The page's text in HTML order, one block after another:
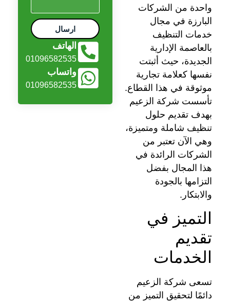
واحدة من الشركات
البارزة في مجال
خدمات التنظيف
بالعاصمة الإدارية
الجديدة، حيث أثبتت
نفسها كعلامة تجارية
موثوقة في هذا القطاع.
تأسست شركة الزعيم
بهدف تقديم حلول
تنظيف شاملة ومتميزة،
وهي الآن تعتبر من
الشركات الرائدة في
هذا المجال بفضل
التزامها بالجودة
والابتكار.
التميز في
تقديم
الخدمات
تسعى شركة الزعيم
دائمًا لتحقيق التميز من
ارسال
الهاتف
01096582535
واتساب
01096582535